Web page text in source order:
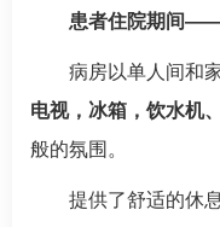
患者住院期间
病房以单人间和
电视，冰箱，饮水机
般的氛围。
提供了舒适的休